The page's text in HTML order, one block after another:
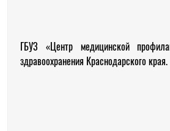
ГБУЗ «Центр медицинской
здравоохранения Краснодарского края.